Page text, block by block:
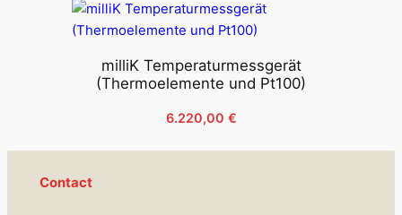
milliK Temperaturmessgerät
(Thermoelemente und Pt100)
6.220,00 €
Contact